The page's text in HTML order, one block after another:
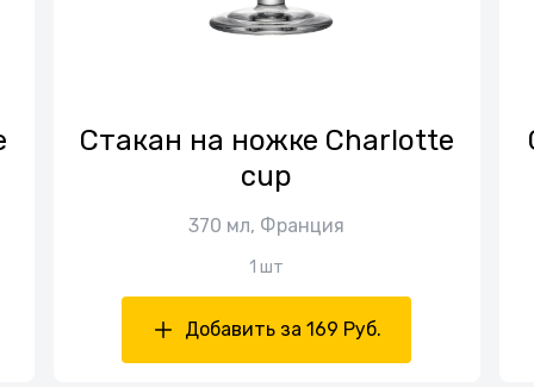
Стакан на ножке Charlotte
cup
370 мл, Франция
1 шт
Добавить за 169 Руб.